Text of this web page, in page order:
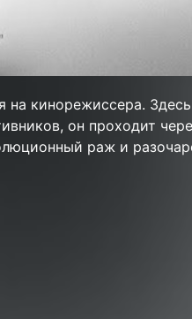
кинорежиссера.
он проходит
раж и